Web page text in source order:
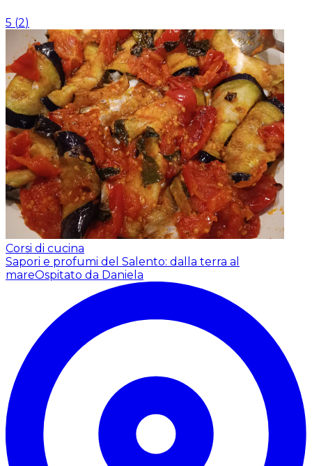
5 (2)
Corsi di cucina
Sapori e profumi del Salento: dalla terra al
mareOspitato da Daniela